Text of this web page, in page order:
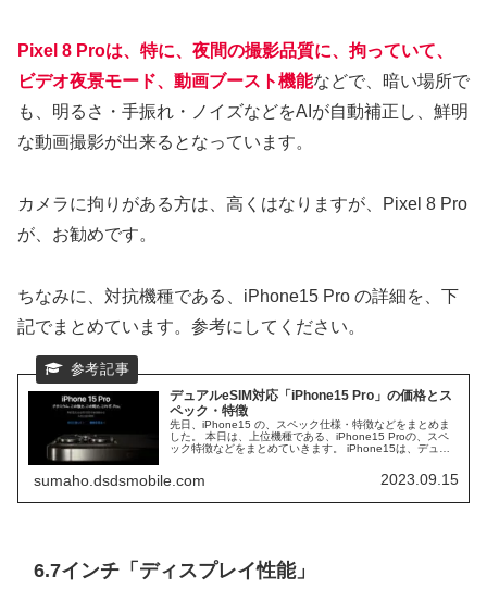
Pixel 8 Proは、特に、夜間の撮影品質に、拘っていて、
ビデオ夜景モード、動画ブースト機能などで、暗い場所で
も、明るさ・手振れ・ノイズなどをAIが自動補正し、鮮明
な動画撮影が出来るとなっています。
カメラに拘りがある方は、高くはなりますが、Pixel 8 Pro
が、お勧めです。
ちなみに、対抗機種である、iPhone15 Pro の詳細を、下
記でまとめています。参考にしてください。
デュアルeSIM対応「iPhone15 Pro」の価格とス
ペック・特徴
先日、iPhone15 の、スペック仕様・特徴などをまとめま
した。 本日は、上位機種である、iPhone15 Proの、スペ
ック特徴などをまとめていきます。 iPhone15は、デュア
sumaho.dsdsmobile.com 2023.09.15
6.7インチ「ディスプレイ性能」